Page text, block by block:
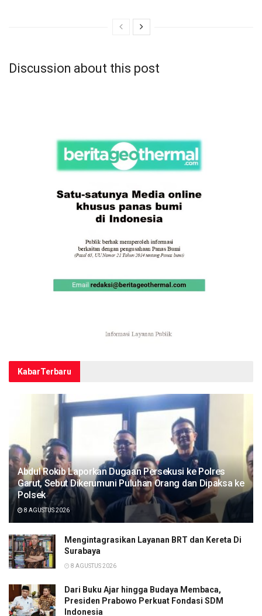
Discussion about this post
KabarTerbaru
Abdul Rokib Laporkan Dugaan Persekusi ke Polres
Garut, Sebut Dikerumuni Puluhan Orang dan Dipaksa ke
Polsek
8 AGUSTUS 2026
Mengintagrasikan Layanan BRT dan Kereta Di
Surabaya
8 AGUSTUS 2026
Dari Buku Ajar hingga Budaya Membaca,
Presiden Prabowo Perkuat Fondasi SDM
Indonesia